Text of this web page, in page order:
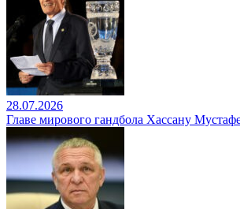
28.07.2026
Главе мирового гандбола Хассану